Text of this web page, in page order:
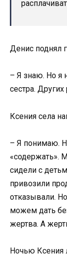
Денис поднял
– Я знаю. Но я
сестра.
Ксения села
– Я понимаю.
«содержать».
сидели с
привозили
отказывали.
можем дать
жертва. А
Ночью Ксения